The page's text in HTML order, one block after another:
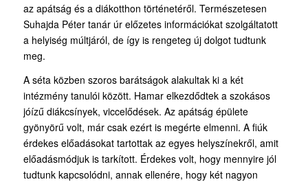
az apátság és a diákotthon történetéről. Természetesen
Suhajda Péter tanár úr előzetes információkat szolgáltatott
a helyiség múltjáról, de így is rengeteg új dolgot tudtunk
meg.
A séta közben szoros barátságok alakultak ki a két
intézmény tanulói között. Hamar elkezdődtek a szokásos
jóízű diákcsínyek, viccelődések. Az apátság épülete
gyönyörű volt, már csak ezért is megérte elmenni. A fiúk
érdekes előadásokat tartottak az egyes helyszínekről, amit
előadásmódjuk is tarkított. Érdekes volt, hogy mennyire jól
tudtunk kapcsolódni, annak ellenére, hogy két nagyon